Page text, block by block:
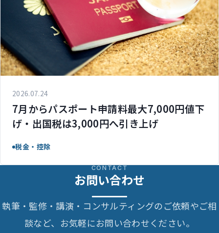
2026.07.24
7月からパスポート申請料最大7,000円値下
げ・出国税は3,000円へ引き上げ
税金・控除
CONTACT
お問い合わせ
執筆・監修・講演・コンサルティングのご依頼やご相
談など、お気軽にお問い合わせください。